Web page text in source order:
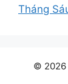
Tháng
© 2026